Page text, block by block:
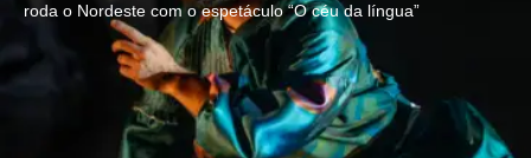
roda o Nordeste com o espetáculo “O céu da língua”